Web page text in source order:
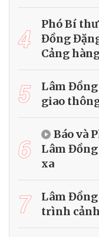
4
Phó Bí
Đồng
Cảng
5
Lâm Đồng
giao
6
Báo và
Lâm Đồng
xa
7
Lâm
trình